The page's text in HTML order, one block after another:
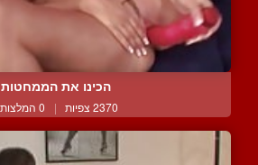
הכינו את הממחטות
2370 צפיות | 0 המלצות